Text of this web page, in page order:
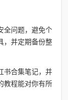
全问题，避免个
，并定期备份整
书合集笔记，并
教程能对你有所